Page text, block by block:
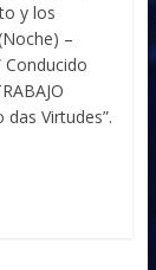
y los
–
Conducido
das Virtudes”.